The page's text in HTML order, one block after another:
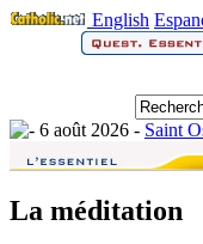
English
6 août 2026 - Saint
La méditation